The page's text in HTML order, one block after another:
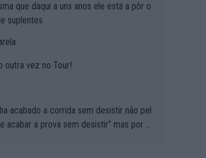
que daqui a uns anos ele está a pôr o
suplentes
outra vez no Tour!
acabado a corrida sem desistir não pel
acabar a prova sem desistir" mas por ou